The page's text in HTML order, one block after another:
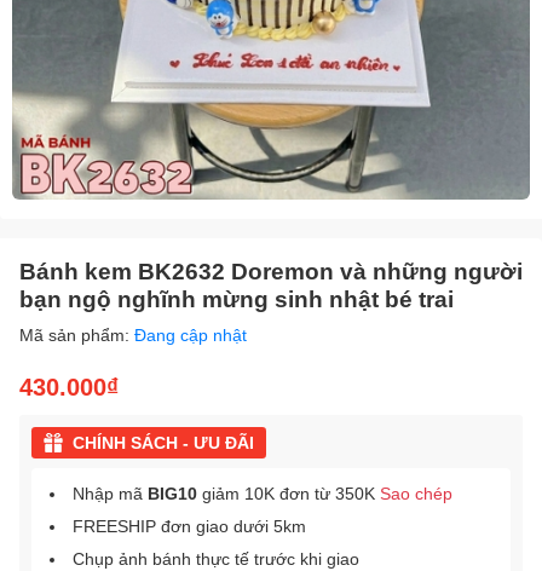
Bánh kem BK2632 Doremon và những người
bạn ngộ nghĩnh mừng sinh nhật bé trai
Mã sản phẩm: Đang cập nhật
430.000₫
CHÍNH SÁCH - ƯU ĐÃI
Nhập mã BIG10 giảm 10K đơn từ 350K Sao chép
FREESHIP đơn giao dưới 5km
Chụp ảnh bánh thực tế trước khi giao